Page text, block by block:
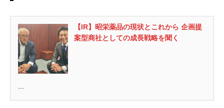
【IR】昭栄薬品の現状とこれから 企画提
案型商社としての成長戦略を聞く